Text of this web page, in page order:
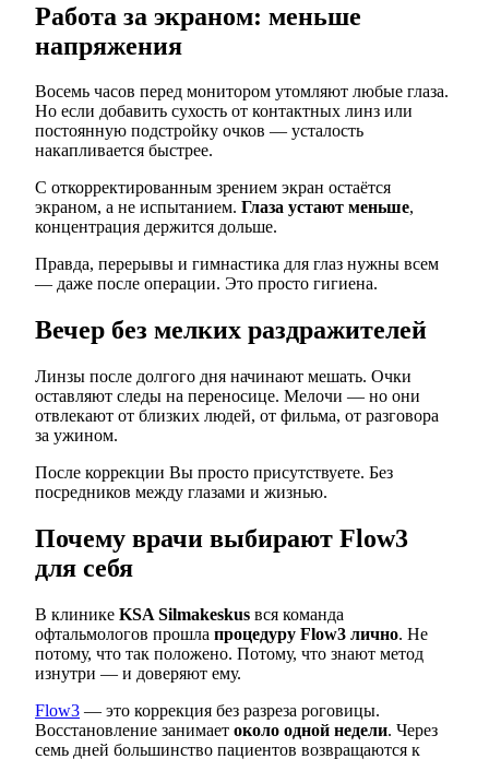
Работа за экраном: меньше
напряжения
Восемь часов перед монитором утомляют любые глаза.
Но если добавить сухость от контактных линз или
постоянную подстройку очков — усталость
накапливается быстрее.
С откорректированным зрением экран остаётся
экраном, а не испытанием. Глаза устают меньше,
концентрация держится дольше.
Правда, перерывы и гимнастика для глаз нужны всем
— даже после операции. Это просто гигиена.
Вечер без мелких раздражителей
Линзы после долгого дня начинают мешать. Очки
оставляют следы на переносице. Мелочи — но они
отвлекают от близких людей, от фильма, от разговора
за ужином.
После коррекции Вы просто присутствуете. Без
посредников между глазами и жизнью.
Почему врачи выбирают Flow3
для себя
В клинике KSA Silmakeskus вся команда
офтальмологов прошла процедуру Flow3 лично. Не
потому, что так положено. Потому, что знают метод
изнутри — и доверяют ему.
Flow3 — это коррекция без разреза роговицы.
Восстановление занимает около одной недели. Через
семь дней большинство пациентов возвращаются к